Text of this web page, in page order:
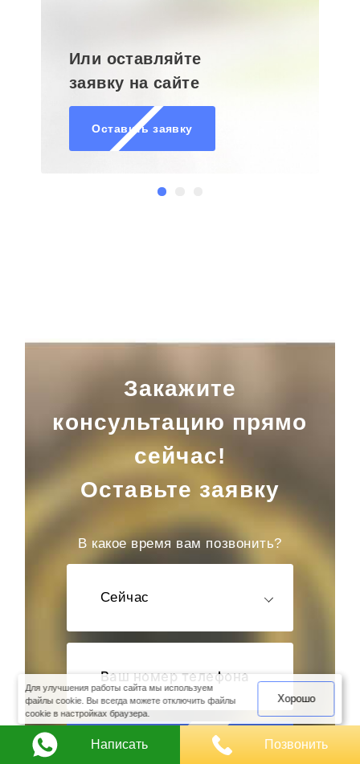
Или оставляйте
заявку на сайте
Оставить заявку
Закажите
консультацию прямо
сейчас!
Оставьте заявку
В какое время вам позвонить?
Сейчас
Перезвоните мне
Для улучшения работы сайта мы используем
файлы cookie. Вы всегда можете отключить файлы
cookie в настройках браузера.
Хорошо
Написать Позвонить